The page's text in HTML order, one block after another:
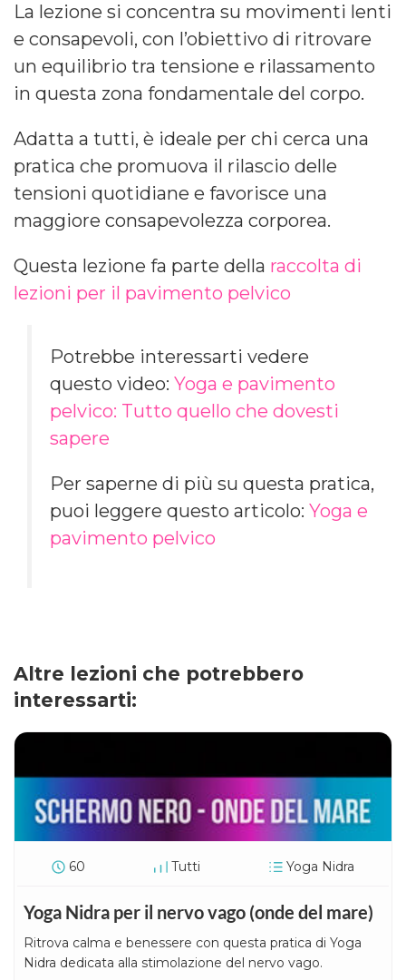
La lezione si concentra su movimenti lenti
e consapevoli, con l’obiettivo di ritrovare
un equilibrio tra tensione e rilassamento
in questa zona fondamentale del corpo.
Adatta a tutti, è ideale per chi cerca una
pratica che promuova il rilascio delle
tensioni quotidiane e favorisce una
maggiore consapevolezza corporea.
Questa lezione fa parte della raccolta di
lezioni per il pavimento pelvico
Potrebbe interessarti vedere
questo video: Yoga e pavimento
pelvico: Tutto quello che dovesti
sapere
Per saperne di più su questa pratica,
puoi leggere questo articolo: Yoga e
pavimento pelvico
Altre lezioni che potrebbero
interessarti:
60 Tutti Yoga Nidra
Yoga Nidra per il nervo vago (onde del mare)
Ritrova calma e benessere con questa pratica di Yoga
Nidra dedicata alla stimolazione del nervo vago.